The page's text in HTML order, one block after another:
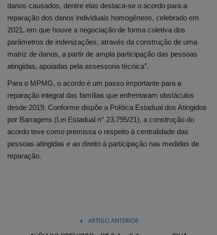
danos causados, dentre elas destaca-se o acordo para a
reparação dos danos individuais homogêneos, celebrado em
2021, em que houve a negociação de forma coletiva dos
parâmetros de indenizações, através da construção de uma
matriz de danos, a partir de ampla participação das pessoas
atingidas, apoiadas pela assessoria técnica”.
Para o MPMG, o acordo é um passo importante para a
reparação integral das famílias que enfrentaram obstáculos
desde 2019. Conforme dispõe a Política Estadual dos Atingidos
por Barragens (Lei Estadual n° 23.795/21), a construção do
acordo teve como premissa o respeito à centralidade das
pessoas atingidas e ao direito à participação nas medidas de
reparação.
ARTIGO ANTERIOR